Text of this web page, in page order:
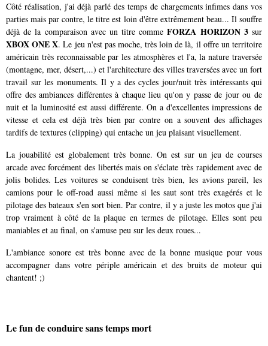
Côté réalisation, j'ai déjà parlé des temps de chargements infimes dans vos
parties mais par contre, le titre est loin d'être extrêmement beau... Il souffre
déjà de la comparaison avec un titre commeFORZA HORIZON 3sur
XBOX ONE X. Le jeu n'est pas moche, très loin de là, il offre un territoire
américain très reconnaissable par les atmosphères et l'a, la nature traversée
(montagne, mer, désert,...) et l'architecture des villes traversées avec un fort
travail sur les monuments. Il y a des cycles jour/nuit très intéressants qui
offre des ambiances différentes à chaque lieu qu'on y passe de jour ou de
nuit et la luminosité est aussi différente. On a d'excellentes impressions de
vitesse et cela est déjà très bien par contre on a souvent des affichages
tardifs de textures (clipping) qui entache un jeu plaisant visuellement.
La jouabilité est globalement très bonne. On est sur un jeu de courses
arcade avec forcément des libertés mais on s'éclate très rapidement avec de
jolis bolides. Les voitures se conduisent très bien, les avions pareil, les
camions pour le off-road aussi même si les saut sont très exagérés et le
pilotage des bateaux s'en sort bien. Par contre, il y a juste les motos que j'ai
trop vraiment à côté de la plaque en termes de pilotage. Elles sont peu
maniables et au final, on s'amuse peu sur les deux roues...
L'ambiance sonore est très bonne avec de la bonne musique pour vous
accompagner dans votre périple américain et des bruits de moteur qui
chantent! ;)
Le fun de conduire sans temps mort